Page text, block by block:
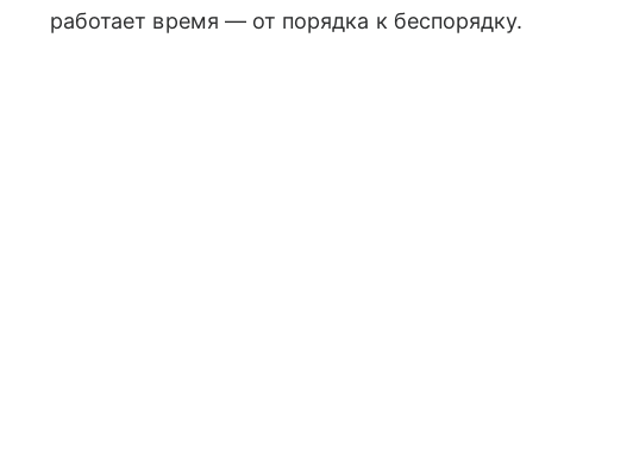
работает время — от порядка к беспорядку.